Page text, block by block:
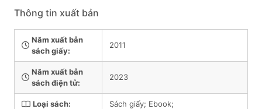
Thông tin xuất bản
Năm xuất bản
sách giấy:
2011
Năm xuất bản
sách điện tử:
2023
Loại sách: Sách giấy; Ebook;